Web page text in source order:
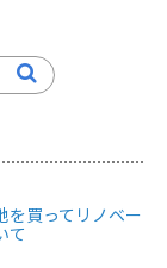
を買ってリノベー
て